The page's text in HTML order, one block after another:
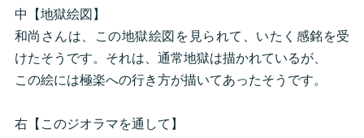
中【地獄絵図】
和尚さんは、この地獄絵図を見られて、いたく感銘を受
けたそうです。それは、通常地獄は描かれているが、
この絵には極楽への行き方が描いてあったそうです。
右【このジオラマを通して】